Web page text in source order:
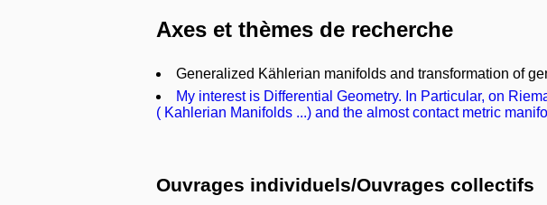
Axes et thèmes de recherche
Generalized Kählerian manifolds and transformation of
My interest is Differential Geometry. In Particular, on
( Kahlerian Manifolds ...) and the almost contact metric
Ouvrages individuels/Ouvrages collectifs